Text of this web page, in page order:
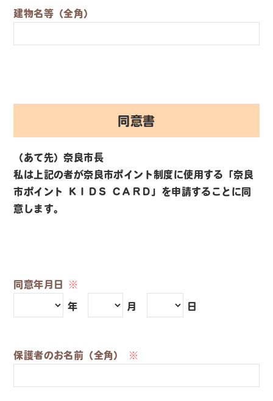
建物名等（全角）
同意書
（あて先）奈良市長
私は上記の者が奈良市ポイント制度に使用する「奈良
市ポイント ＫＩＤＳ ＣＡＲＤ」を申請することに同
意します。
同意年月日 ※
年 月 日
保護者のお名前（全角） ※